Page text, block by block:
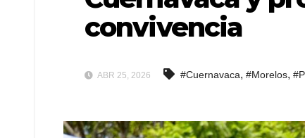
convivencia
ABR 25, 2026 #Cuernavaca, #Morelos,